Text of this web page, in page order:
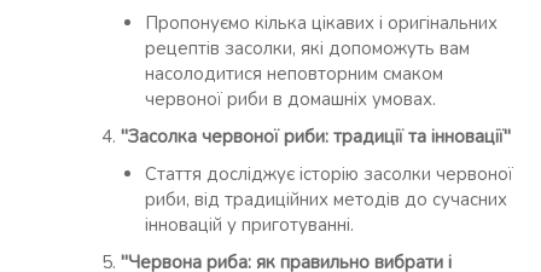
Пропонуємо кілька цікавих і оригінальних
рецептів засолки, які допоможуть вам
насолодитися неповторним смаком
червоної риби в домашніх умовах.
"Засолка червоної риби: традиції та інновації"
Стаття досліджує історію засолки червоної
риби, від традиційних методів до сучасних
інновацій у приготуванні.
"Червона риба: як правильно вибрати і